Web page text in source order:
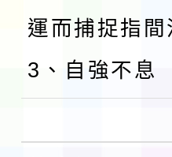
運而捕捉指間
3、自強不息